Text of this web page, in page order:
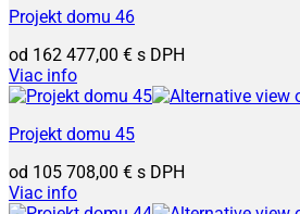
Projekt domu 46
162 477,00 €
Viac info
Projekt domu 45
105 708,00 €
Viac info